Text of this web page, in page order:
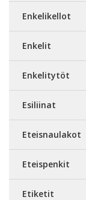
Enkelikellot
Enkelit
Enkelitytöt
Esiliinat
Eteisnaulakot
Eteispenkit
Etiketit